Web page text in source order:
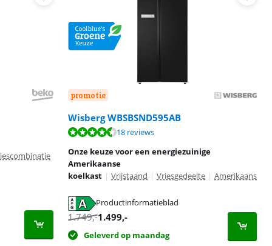
promotie
Wisberg WBSBSND595AB
18 reviews
Onze keuze voor een energiezuinige
Amerikaanse
koelkast | Vrijstaand | Vriesgedeelte | Amerikaans
Productinformatieblad
1.749,-1.499,-
Geleverd op maandag